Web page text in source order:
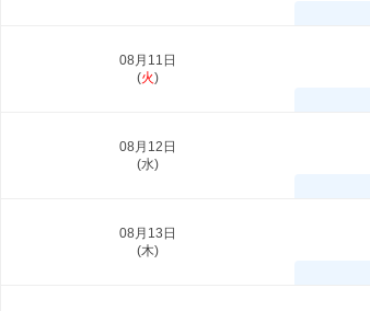
08月11日
(火)
08月12日
(水)
08月13日
(木)